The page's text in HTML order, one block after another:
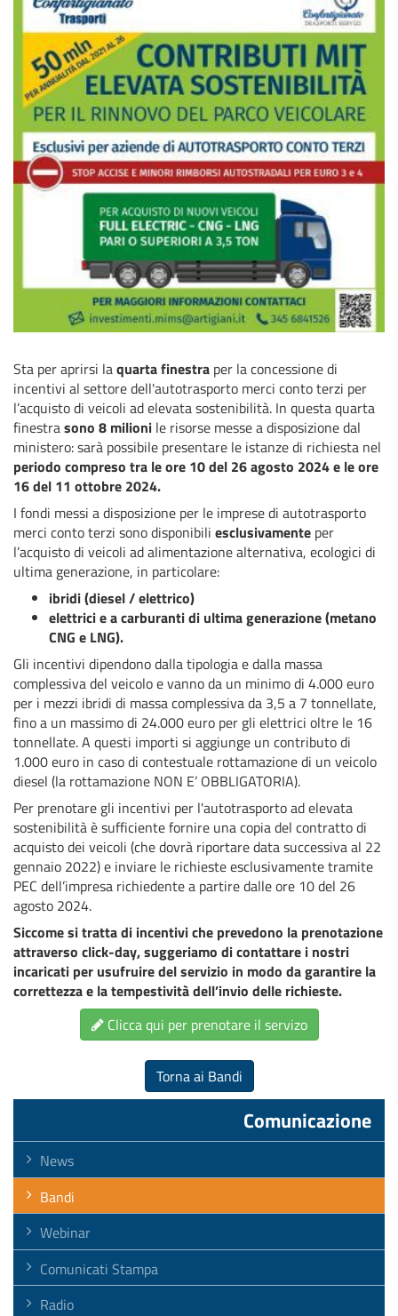
Sta per aprirsi laquarta finestra per la concessione di
incentivi al settore dell'autotrasporto merci conto terzi per
l’acquisto di veicoli ad elevata sostenibilità. In questa quarta
finestrasono 8 milioni le risorse messe a disposizione dal
ministero: sarà possibile presentare le istanze di richiesta nel
periodo compreso tra le ore 10 del 26 agosto 2024 e le ore
16 del 11 ottobre 2024.
I fondi messi a disposizione per le imprese di autotrasporto
merci conto terzi sono disponibili esclusivamente per
l’acquisto di veicoli ad alimentazione alternativa, ecologici di
ultima generazione, in particolare:
ibridi (diesel / elettrico)
elettrici e a carburanti di ultima generazione (metano
CNG e LNG).
Gli incentivi dipendono dalla tipologia e dalla massa
complessiva del veicolo e vanno da un minimo di 4.000 euro
per i mezzi ibridi di massa complessiva da 3,5 a 7 tonnellate,
fino a un massimo di 24.000 euro per gli elettrici oltre le 16
tonnellate. A questi importi si aggiunge un contributo di
1.000 euro in caso di contestuale rottamazione di un veicolo
diesel (la rottamazione NON E’ OBBLIGATORIA).
Per prenotare gli incentivi per l'autotrasporto ad elevata
sostenibilità è sufficiente fornire una copia del contratto di
acquisto dei veicoli (che dovrà riportare data successiva al 22
gennaio 2022) e inviare le richieste esclusivamente tramite
PEC dell’impresa richiedente a partire dalle ore 10 del 26
agosto 2024.
Siccome si tratta di incentivi che prevedono la prenotazione
attraverso click-day, suggeriamo di contattare i nostri
incaricati per usufruire del servizio in modo da garantire la
correttezza e la tempestività dell’invio delle richieste.
Clicca qui per prenotare il servizo
Torna ai Bandi
Comunicazione
News
Bandi
Webinar
Comunicati Stampa
Radio